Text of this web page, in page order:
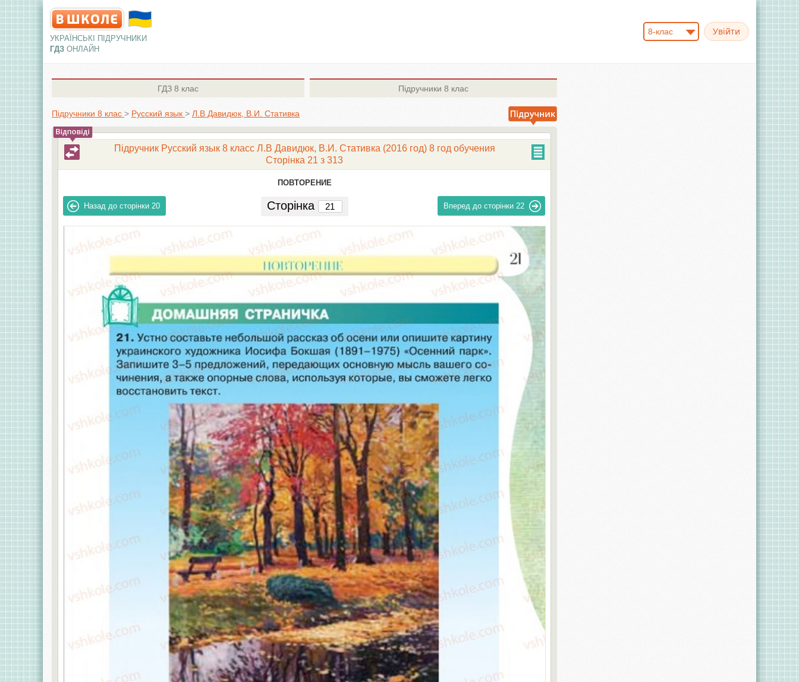
УКРАЇНСЬКІ ПІДРУЧНИКИ
ГДЗ ОНЛАЙН
8-клас
ГДЗ 8 клас Підручники 8 клас
Підручники 8 клас > Русский язык > Л.В Давидюк, В.И. Стативка
Підручник Русский язык 8 класc Л.В Давидюк, В.И. Стативка (2016 год) 8 год обучения
Сторінка 21 з 313
ПОВТОРЕНИЕ
Назад до сторінки 20 Сторінка Вперед до сторінки 22